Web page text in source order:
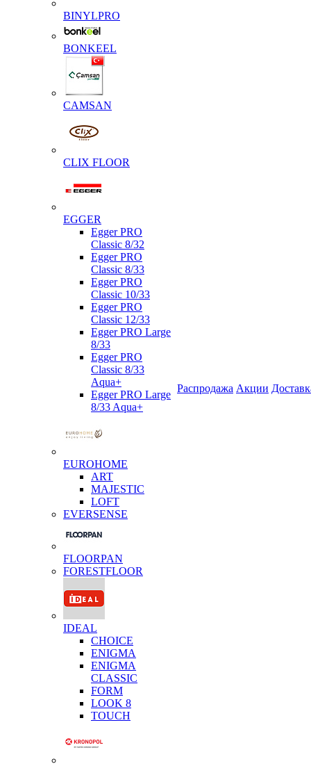
BINYLPRO
BONKEEL
CAMSAN
CLIX FLOOR
EGGER
Egger PRO
Classic 8/32
Egger PRO
Classic 8/33
Egger PRO
Classic 10/33
Egger PRO
Classic 12/33
Egger PRO Large
8/33
Egger PRO
Classic 8/33
Aqua+
Egger PRO Large
8/33 Aqua+
EUROHOME
ART
MAJESTIC
LOFT
EVERSENSE
FLOORPAN
FORESTFLOOR
IDEAL
CHOICE
ENIGMA
ENIGMA
CLASSIC
FORM
LOOK 8
TOUCH
Распродажа Акции